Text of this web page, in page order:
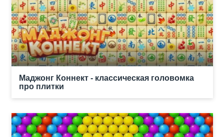
Маджонг Коннект - классическая головомка
про плитки